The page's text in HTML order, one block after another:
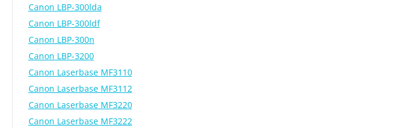
Canon LBP-300lda
Canon LBP-300ldf
Canon LBP-300n
Canon LBP-3200
Canon Laserbase MF3110
Canon Laserbase MF3112
Canon Laserbase MF3220
Canon Laserbase MF3222